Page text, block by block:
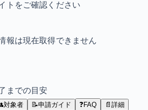
トをご確認ください
報は現在取得できません
までの目安
対象者 📝申請ガイド ❓FAQ 📄 詳細